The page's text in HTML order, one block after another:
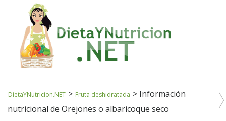
DietaYNutricion.NET > Fruta deshidratada > Información
nutricional de Orejones o albaricoque seco